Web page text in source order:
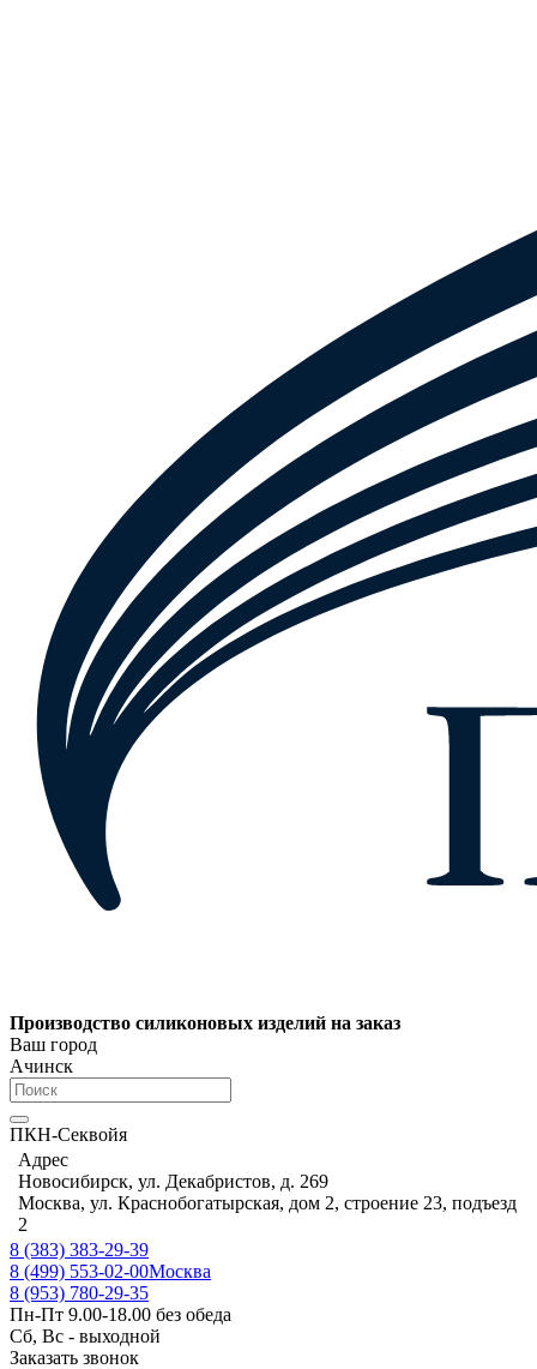
Производство силиконовых изделий на заказ
Ваш город
Ачинск
ПКН-Секвойя
Адрес
Новосибирск, ул. Декабристов, д. 269
Москва, ул. Краснобогатырская, дом 2, строение 23, подъезд
2
8 (383) 383-29-39
8 (499) 553-02-00Москва
8 (953) 780-29-35
Пн-Пт 9.00-18.00 без обеда
Сб, Вс - выходной
Заказать звонок